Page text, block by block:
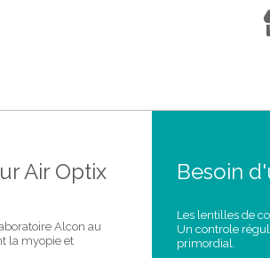
Air Optix
Alcon au
la myopie et
Besoin
Les lentilles de
Un controle
primordial.